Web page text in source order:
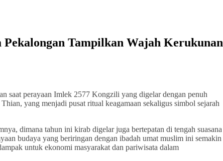
Tampilkan Wajah Kerukunan
saat perayaan Imlek 2577 Kongzili yang digelar dengan penuh
yang menjadi pusat ritual keagamaan sekaligus simbol sejarah
dimana tahun ini kirab digelar juga bertepatan di tengah suasana
budaya yang beriringan dengan ibadah umat muslim ini semakin
untuk ekonomi masyarakat dan pariwisata dalam